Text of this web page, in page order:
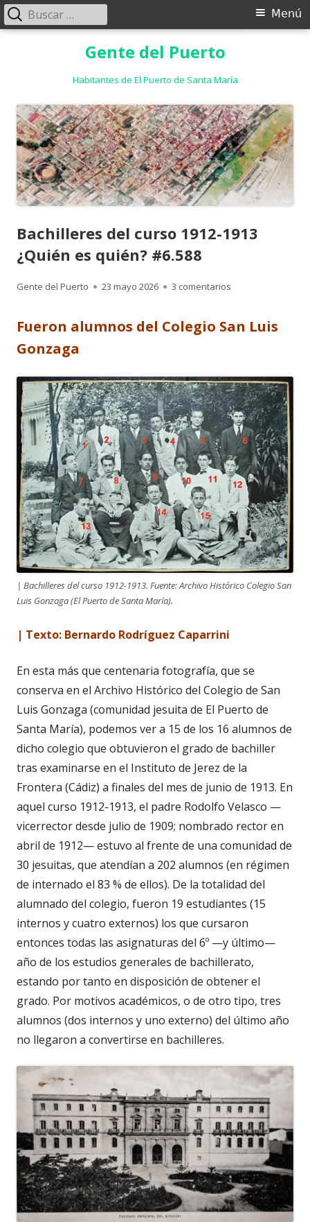
Gente del Puerto
Habitantes de El Puerto de Santa María
Menú
Menú
Buscar:
Bachilleres del curso 1912-1913
¿Quién es quién? #6.588
Autor
Gente del Puerto
Publicado
23 mayo 2026 3 comentarios
Fueron alumnos del Colegio San Luis
Gonzaga
| Bachilleres del curso 1912-1913. Fuente: Archivo Histórico Colegio San
Luis Gonzaga (El Puerto de Santa María).
| Texto: Bernardo Rodríguez Caparrini
En esta más que centenaria fotografía, que se
conserva en el Archivo Histórico del Colegio de San
Luis Gonzaga (comunidad jesuita de El Puerto de
Santa María), podemos ver a 15 de los 16 alumnos de
dicho colegio que obtuvieron el grado de bachiller
tras examinarse en el Instituto de Jerez de la
Frontera (Cádiz) a finales del mes de junio de 1913. En
aquel curso 1912-1913, el padre Rodolfo Velasco —
vicerrector desde julio de 1909; nombrado rector en
abril de 1912— estuvo al frente de una comunidad de
30 jesuitas, que atendían a 202 alumnos (en régimen
de internado el 83 % de ellos). De la totalidad del
alumnado del colegio, fueron 19 estudiantes (15
internos y cuatro externos) los que cursaron
entonces todas las asignaturas del 6º —y último—
año de los estudios generales de bachillerato,
estando por tanto en disposición de obtener el
grado. Por motivos académicos, o de otro tipo, tres
alumnos (dos internos y uno externo) del último año
no llegaron a convertirse en bachilleres.